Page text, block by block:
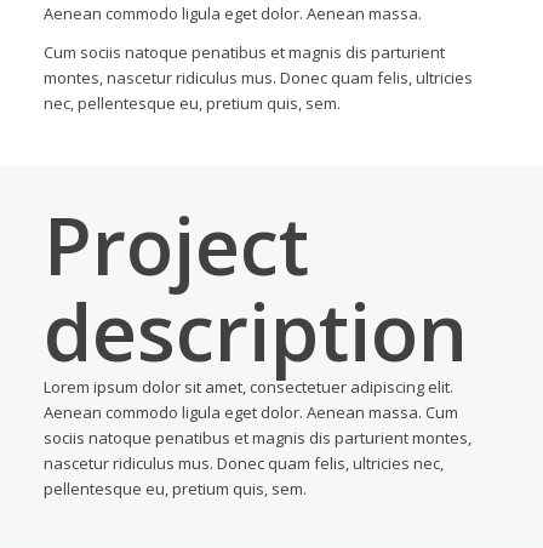
Aenean commodo ligula eget dolor. Aenean massa.
Cum sociis natoque penatibus et magnis dis parturient
montes, nascetur ridiculus mus. Donec quam felis, ultricies
nec, pellentesque eu, pretium quis, sem.
Project
description
Lorem ipsum dolor sit amet, consectetuer adipiscing elit.
Aenean commodo ligula eget dolor. Aenean massa. Cum
sociis natoque penatibus et magnis dis parturient montes,
nascetur ridiculus mus. Donec quam felis, ultricies nec,
pellentesque eu, pretium quis, sem.